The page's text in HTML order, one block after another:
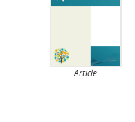
Article